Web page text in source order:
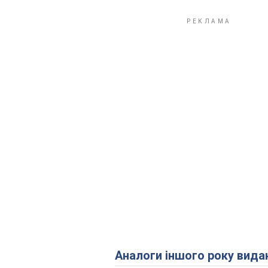
Аналоги іншого року